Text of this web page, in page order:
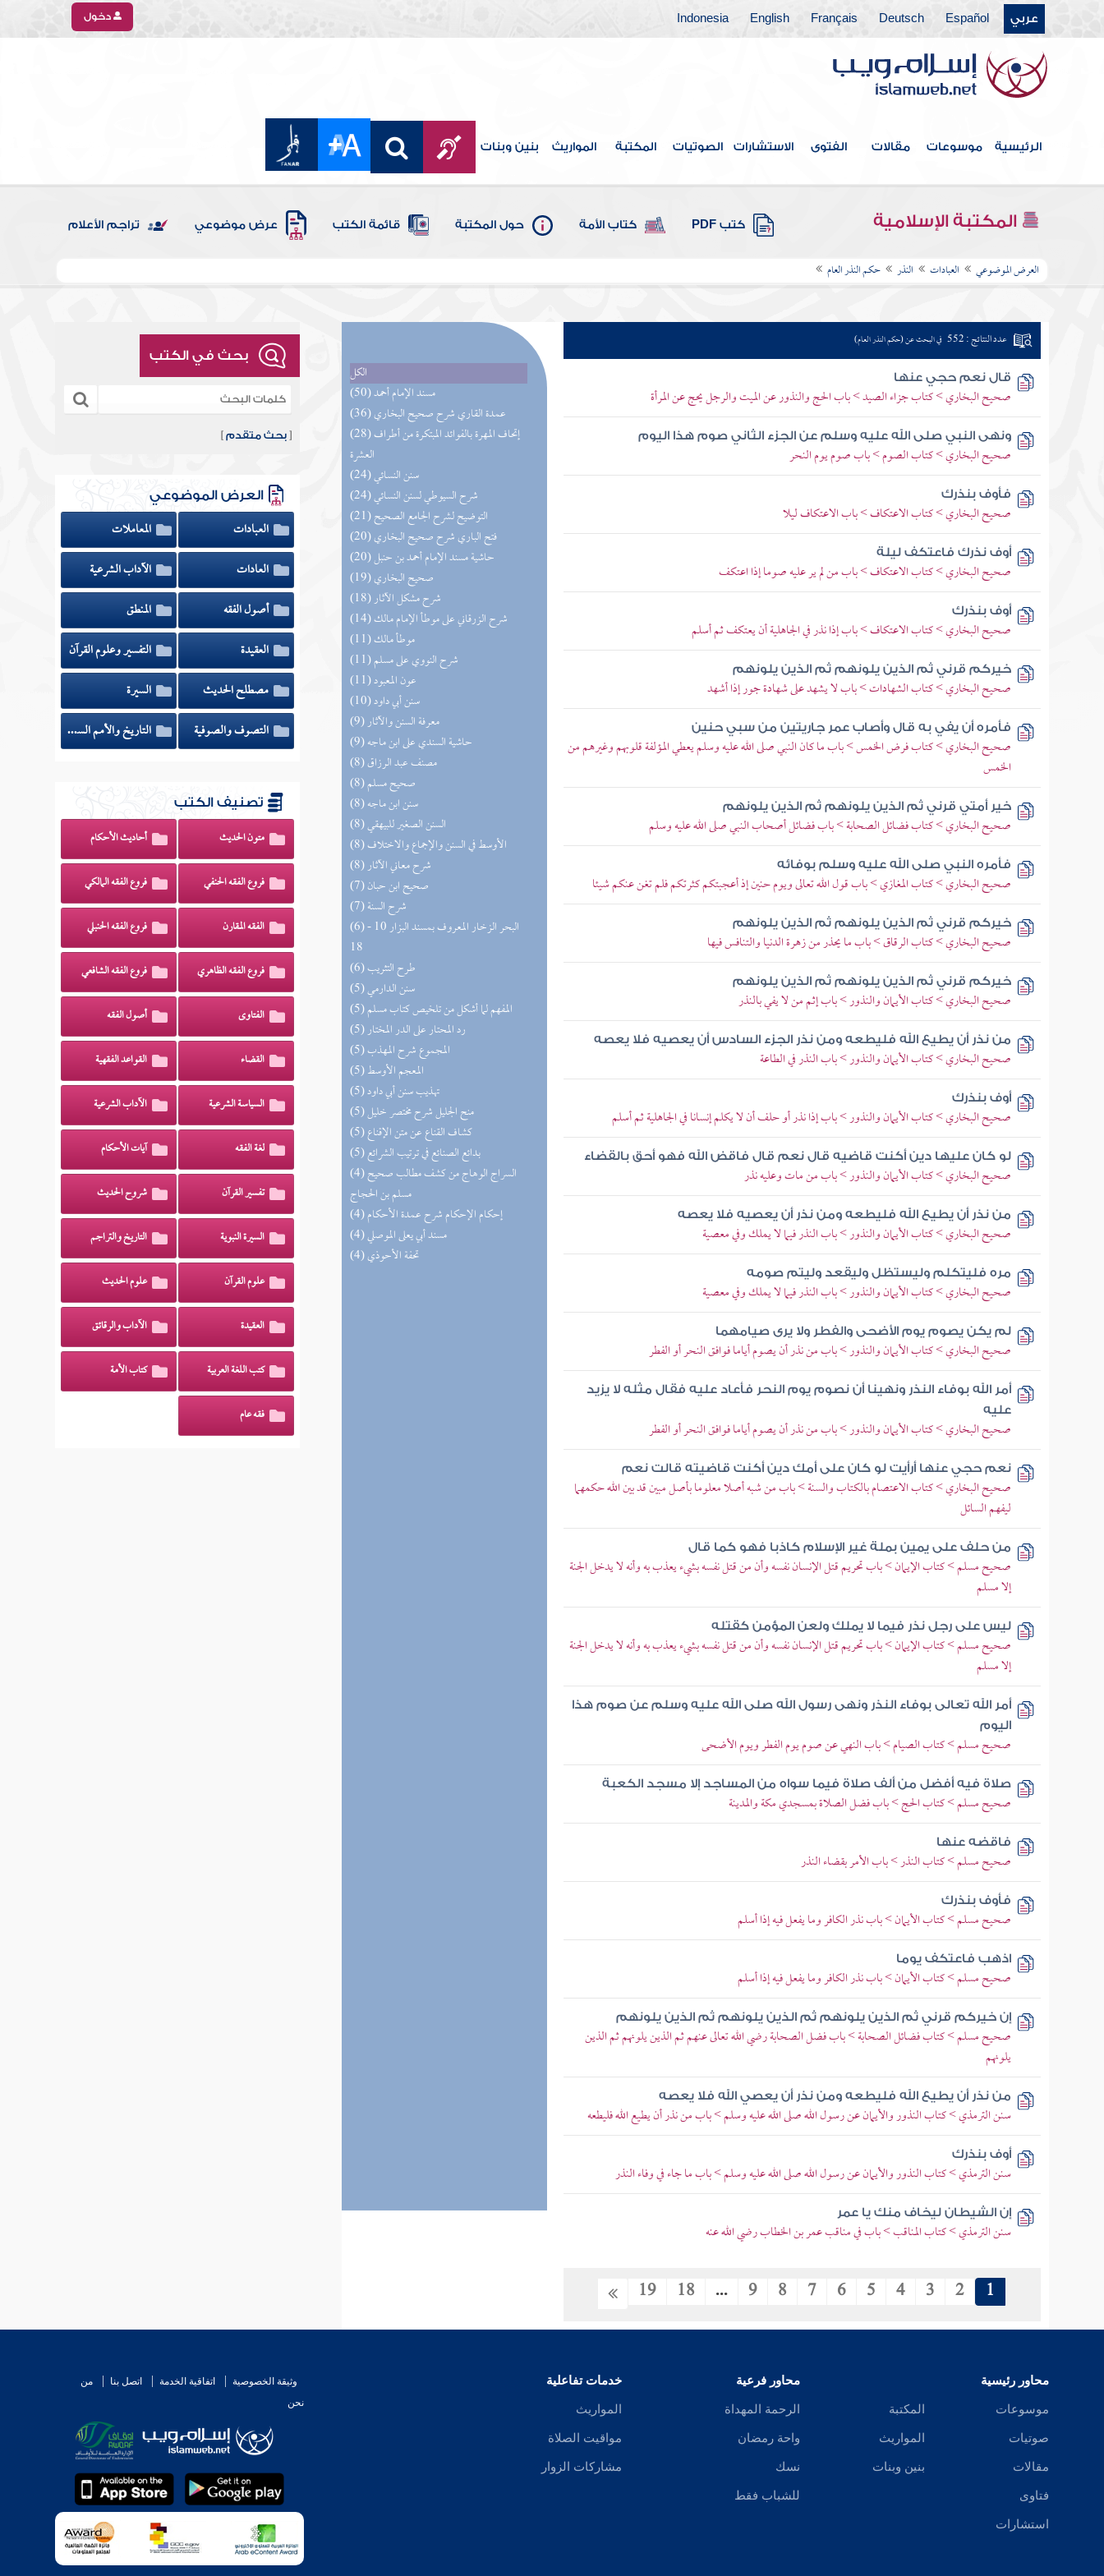
عربي Español
Deutsch
Français
English
Indonesia دخول
الرئيسية موسوعات مقالات الفتوى الاستشارات الصوتيات المكتبة المواريث بنين وبنات
المكتبة الإسلامية كتب PDF كتاب الأمة حول المكتبة قائمة الكتب عرض موضوعي تراجم الأعلام
العرض الموضوعي العبادات النذر حكم النذر العام
الكل
(50) مسند الإمام أحمد
(36) عمدة القاري شرح صحيح البخاري
(28) إتحاف المهرة بالفوائد المبتكرة من أطراف
العشرة
(24) سنن النسائي
(24) شرح السيوطي لسنن النسائي
(21) التوضيح لشرح الجامع الصحيح
(20) فتح الباري شرح صحيح البخاري
(20) حاشية مسند الإمام أحمد بن حنبل
(19) صحيح البخاري
(18) شرح مشكل الآثار
(14) شرح الزرقاني على موطأ الإمام مالك
(11) موطأ مالك
(11) شرح النووي على مسلم
(11) عون المعبود
(10) سنن أبي داود
(9) معرفة السنن والآثار
(9) حاشية السندي على ابن ماجه
(8) مصنف عبد الرزاق
(8) صحيح مسلم
(8) سنن ابن ماجه
(8) السنن الصغير للبيهقي
(8) الأوسط في السنن والإجماع والاختلاف
(8) شرح معاني الآثار
(7) صحيح ابن حبان
(7) شرح السنة
(6) البحر الزخار المعروف بمسند البزار 10 -
18
(6) طرح التثريب
(5) سنن الدارمي
(5) المفهم لما أشكل من تلخيص كتاب مسلم
(5) رد المحتار على الدر المختار
(5) المجموع شرح المهذب
(5) المعجم الأوسط
(5) تهذيب سنن أبي داود
(5) منح الجليل شرح مختصر خليل
(5) كشاف القناع عن متن الإقناع
(5) بدائع الصنائع في ترتيب الشرائع
(4) السراج الوهاج من كشف مطالب صحيح
مسلم بن الحجاج
(4) إحكام الإحكام شرح عمدة الأحكام
(4) مسند أبي يعلى الموصلي
(4) تحفة الأحوذي
عدد النتائج : 552 في البحث عن (حكم النذر العام)
قال نعم حجي عنها
صحيح البخاري > كتاب جزاء الصيد > باب الحج والنذور عن الميت والرجل يحج عن المرأة
ونهى النبي صلى الله عليه وسلم عن الجزء الثاني صوم هذا اليوم
صحيح البخاري > كتاب الصوم > باب صوم يوم النحر
فأوف بنذرك
صحيح البخاري > كتاب الاعتكاف > باب الاعتكاف ليلا
أوف نذرك فاعتكف ليلة
صحيح البخاري > كتاب الاعتكاف > باب من لم ير عليه صوما إذا اعتكف
أوف بنذرك
صحيح البخاري > كتاب الاعتكاف > باب إذا نذر في الجاهلية أن يعتكف ثم أسلم
خيركم قرني ثم الذين يلونهم ثم الذين يلونهم
صحيح البخاري > كتاب الشهادات > باب لا يشهد على شهادة جور إذا أشهد
فأمره أن يفي به قال وأصاب عمر جاريتين من سبي حنين
صحيح البخاري > كتاب فرض الخمس > باب ما كان النبي صلى الله عليه وسلم يعطي المؤلفة قلوبهم وغيرهم من
الخمس
خير أمتي قرني ثم الذين يلونهم ثم الذين يلونهم
صحيح البخاري > كتاب فضائل الصحابة > باب فضائل أصحاب النبي صلى الله عليه وسلم
فأمره النبي صلى الله عليه وسلم بوفائه
صحيح البخاري > كتاب المغازي > باب قول الله تعالى ويوم حنين إذ أعجبتكم كثرتكم فلم تغن عنكم شيئا
خيركم قرني ثم الذين يلونهم ثم الذين يلونهم
صحيح البخاري > كتاب الرقاق > باب ما يحذر من زهرة الدنيا والتنافس فيها
خيركم قرني ثم الذين يلونهم ثم الذين يلونهم
صحيح البخاري > كتاب الأيمان والنذور > باب إثم من لا يفي بالنذر
من نذر أن يطيع الله فليطعه ومن نذر الجزء السادس أن يعصيه فلا يعصه
صحيح البخاري > كتاب الأيمان والنذور > باب النذر في الطاعة
أوف بنذرك
صحيح البخاري > كتاب الأيمان والنذور > باب إذا نذر أو حلف أن لا يكلم إنسانا في الجاهلية ثم أسلم
لو كان عليها دين أكنت قاضيه قال نعم قال فاقض الله فهو أحق بالقضاء
صحيح البخاري > كتاب الأيمان والنذور > باب من مات وعليه نذر
من نذر أن يطيع الله فليطعه ومن نذر أن يعصيه فلا يعصه
صحيح البخاري > كتاب الأيمان والنذور > باب النذر فيما لا يملك وفي معصية
مره فليتكلم وليستظل وليقعد وليتم صومه
صحيح البخاري > كتاب الأيمان والنذور > باب النذر فيما لا يملك وفي معصية
لم يكن يصوم يوم الأضحى والفطر ولا يرى صيامهما
صحيح البخاري > كتاب الأيمان والنذور > باب من نذر أن يصوم أياما فوافق النحر أو الفطر
أمر الله بوفاء النذر ونهينا أن نصوم يوم النحر فأعاد عليه فقال مثله لا يزيد
عليه
صحيح البخاري > كتاب الأيمان والنذور > باب من نذر أن يصوم أياما فوافق النحر أو الفطر
نعم حجي عنها أرأيت لو كان على أمك دين أكنت قاضيته قالت نعم
صحيح البخاري > كتاب الاعتصام بالكتاب والسنة > باب من شبه أصلا معلوما بأصل مبين قد بين الله حكمهما
ليفهم السائل
من حلف على يمين بملة غير الإسلام كاذبا فهو كما قال
صحيح مسلم > كتاب الإيمان > باب تحريم قتل الإنسان نفسه وأن من قتل نفسه بشيء يعذب به وأنه لا يدخل الجنة
إلا مسلم
ليس على رجل نذر فيما لا يملك ولعن المؤمن كقتله
صحيح مسلم > كتاب الإيمان > باب تحريم قتل الإنسان نفسه وأن من قتل نفسه بشيء يعذب به وأنه لا يدخل الجنة
إلا مسلم
أمر الله تعالى بوفاء النذر ونهى رسول الله صلى الله عليه وسلم عن صوم هذا
اليوم
صحيح مسلم > كتاب الصيام > باب النهي عن صوم يوم الفطر ويوم الأضحى
صلاة فيه أفضل من ألف صلاة فيما سواه من المساجد إلا مسجد الكعبة
صحيح مسلم > كتاب الحج > باب فضل الصلاة بمسجدي مكة والمدينة
فاقضه عنها
صحيح مسلم > كتاب النذر > باب الأمر بقضاء النذر
فأوف بنذرك
صحيح مسلم > كتاب الأيمان > باب نذر الكافر وما يفعل فيه إذا أسلم
اذهب فاعتكف يوما
صحيح مسلم > كتاب الأيمان > باب نذر الكافر وما يفعل فيه إذا أسلم
إن خيركم قرني ثم الذين يلونهم ثم الذين يلونهم ثم الذين يلونهم
صحيح مسلم > كتاب فضائل الصحابة > باب فضل الصحابة رضي الله تعالى عنهم ثم الذين يلونهم ثم الذين
يلونهم
من نذر أن يطيع الله فليطعه ومن نذر أن يعصي الله فلا يعصه
سنن الترمذي > كتاب النذور والأيمان عن رسول الله صلى الله عليه وسلم > باب من نذر أن يطيع الله فليطعه
أوف بنذرك
سنن الترمذي > كتاب النذور والأيمان عن رسول الله صلى الله عليه وسلم > باب ما جاء في وفاء النذر
إن الشيطان ليخاف منك يا عمر
سنن الترمذي > كتاب المناقب > باب في مناقب عمر بن الخطاب رضي الله عنه
1
2
3
4
5
6
7
8
9
...
18
19
بحث في الكتب
[بحث متقدم ]
العرض الموضوعي
العبادات
المعاملات
العادات
الآداب الشرعية
أصول الفقه
المنطق
العقيدة
التفسير وعلوم القرآن
مصطلح الحديث
السيرة
التصوف والصوفية
التاريخ والأمم السابقة
تصنيف الكتب
متون الحديث أحاديث الأحكام
فروع الفقه الحنفي فروع الفقه المالكي
الفقه المقارن فروع الفقه الحنبلي
فروع الفقه الظاهري فروع الفقه الشافعي
الفتاوى أصول الفقه
القضاء القواعد الفقهية
السياسة الشرعية الآداب الشرعية
لغة الفقه آيات الأحكام
تفسير القرآن شروح الحديث
السيرة النبوية التاريخ والتراجم
علوم القرآن علوم الحديث
العقيدة الآداب والرقائق
كتب اللغة العربية كتاب الأمة
فقه عام
محاور رئيسية
موسوعات
صوتيات
مقالات
فتاوى
استشارات
المكتبة
المواريث
بنين وبنات
محاور فرعية
الرحمة المهداة
واحة رمضان
نسك
للشباب فقط
خدمات تفاعلية
المواريث
مواقيت الصلاة
مشاركات الزوار
وثيقة الخصوصية اتفاقية الخدمة اتصل بنا
من
نحن